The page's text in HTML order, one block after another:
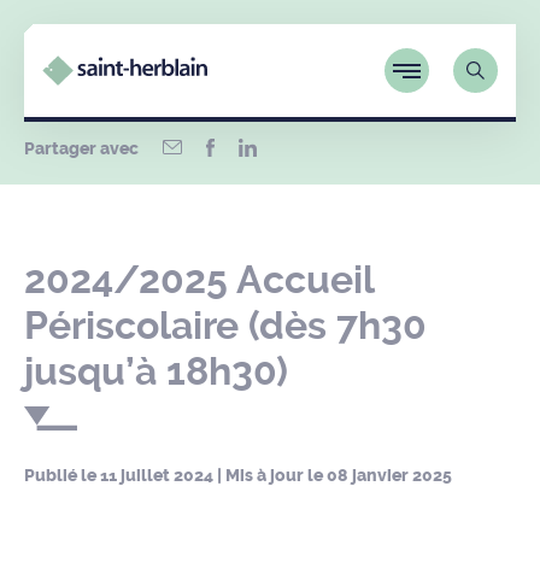
Partager avec
2024/2025 Accueil
Périscolaire (dès 7h30
jusqu’à 18h30)
Publié le11 juillet 2024 | Mis à jour le08 janvier 2025